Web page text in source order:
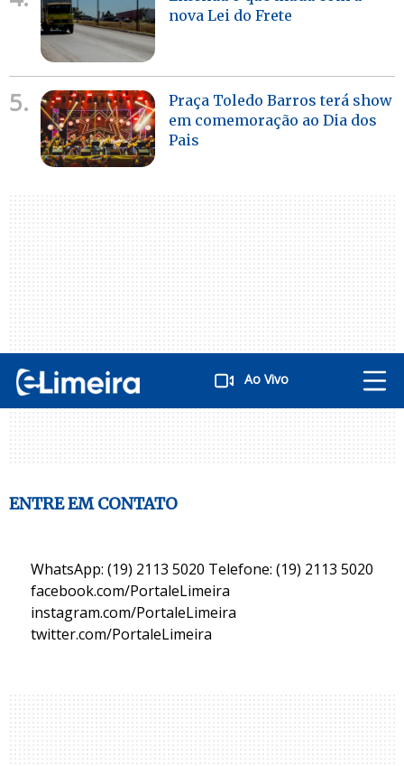
Ao Vivo
nova Lei do Frete
5.
Praça Toledo Barros terá show
em comemoração ao Dia dos
Pais
ENTRE EM CONTATO
WhatsApp: (19) 2113 5020 Telefone: (19) 2113 5020
facebook.com/PortaleLimeira
instagram.com/PortaleLimeira
twitter.com/PortaleLimeira